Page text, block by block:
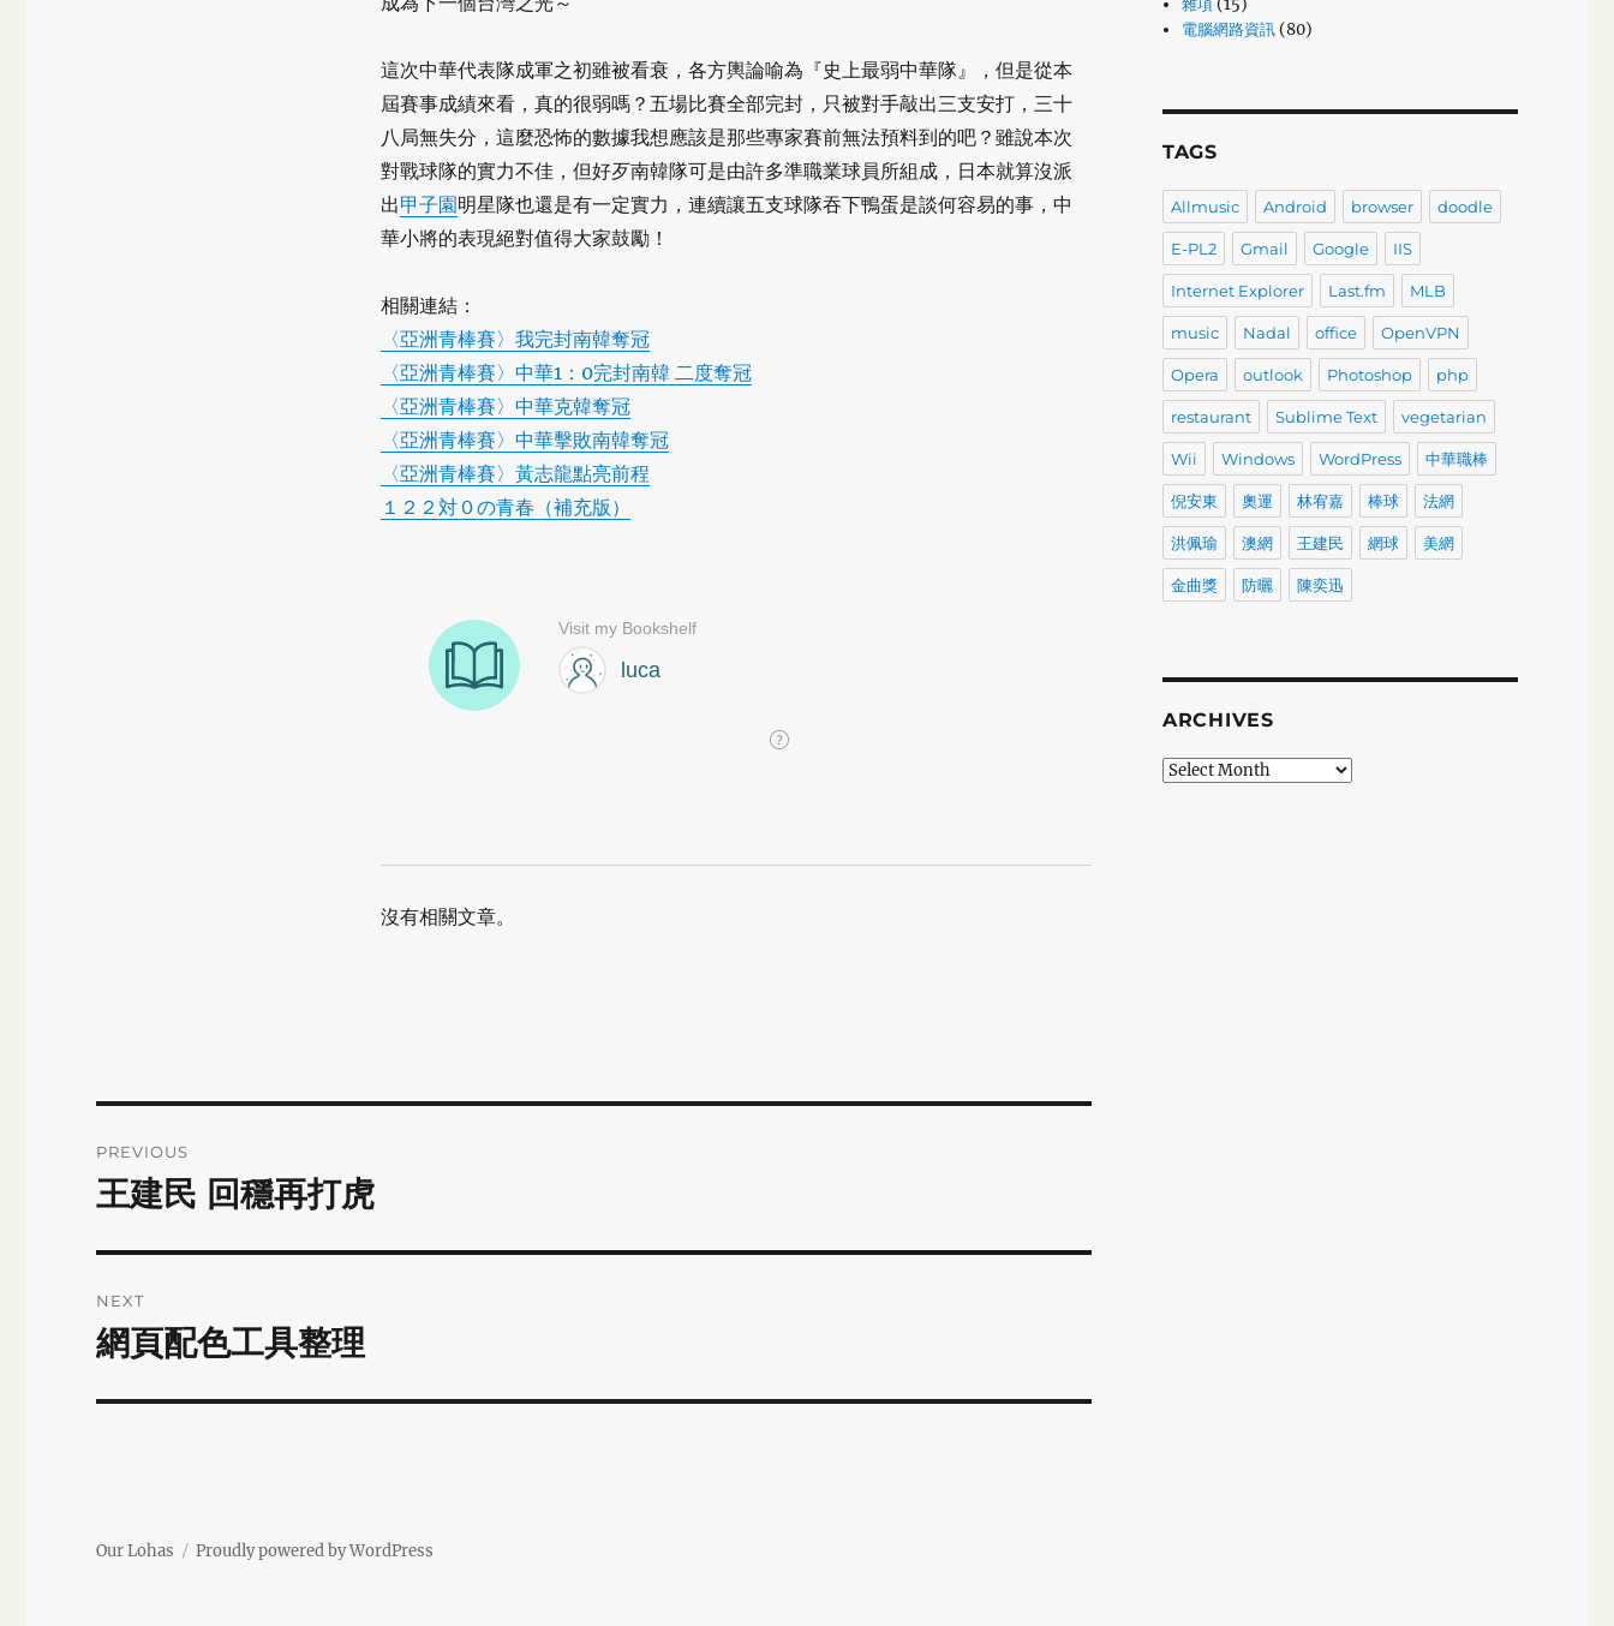
這次中華代表隊成軍之初雖被看衰，各方輿論喻為『史上最弱中華隊』，但是從本
屆賽事成績來看，真的很弱嗎？五場比賽全部完封，只被對手敲出三支安打，三十
八局無失分，這麼恐怖的數據我想應該是那些專家賽前無法預料到的吧？雖說本次
對戰球隊的實力不佳，但好歹南韓隊可是由許多準職業球員所組成，日本就算沒派
出甲子園明星隊也還是有一定實力，連續讓五支球隊吞下鴨蛋是談何容易的事，中
華小將的表現絕對值得大家鼓勵！
相關連結：
〈亞洲青棒賽〉我完封南韓奪冠
〈亞洲青棒賽〉中華1：0完封南韓 二度奪冠
〈亞洲青棒賽〉中華克韓奪冠
〈亞洲青棒賽〉中華擊敗南韓奪冠
〈亞洲青棒賽〉黃志龍點亮前程
１２２対０の青春（補充版）
沒有相關文章。
navigation
PREVIOUS
Previous
王建民 回穩再打虎
NEXT
Next
網頁配色工具整理
雜項 (15)
電腦網路資訊 (80)
TAGS
Allmusic Android browser doodle
E-PL2 Gmail Google IIS
Internet Explorer Last.fm MLB
music Nadal office OpenVPN
Opera outlook Photoshop php
restaurant Sublime Text vegetarian
Wii Windows WordPress 中華職棒
倪安東 奧運 林宥嘉 棒球 法網
洪佩瑜 澳網 王建民 網球 美網
金曲獎 防曬 陳奕迅
ARCHIVES
Archives
Our Lohas Proudly powered by WordPress